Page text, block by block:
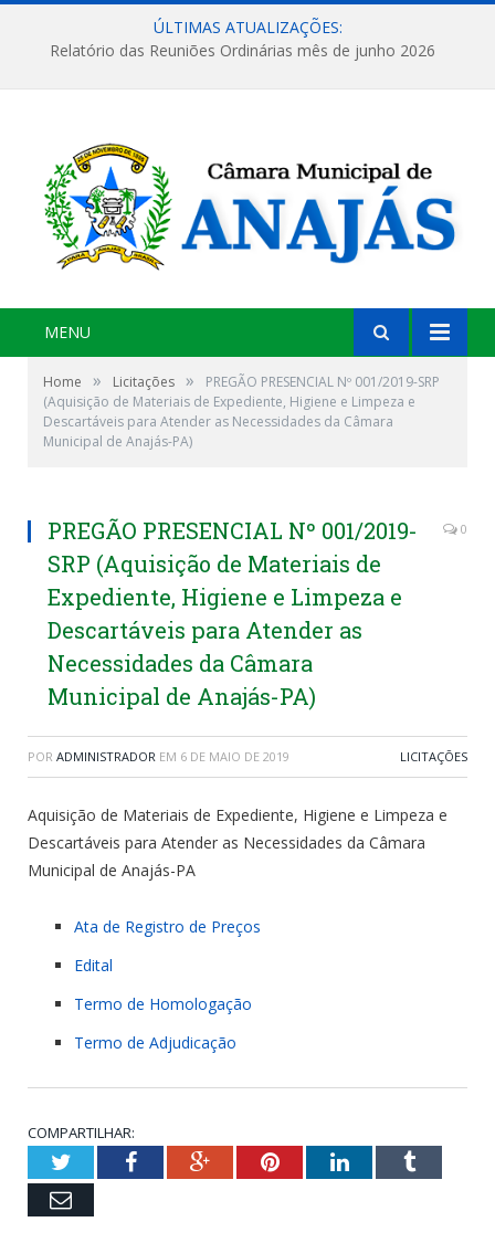
ÚLTIMAS ATUALIZAÇÕES:
Relatório das Reuniões Ordinárias mês de junho 2026
MENU
Home » Licitações »
PREGÃO PRESENCIAL Nº 001/2019-SRP
(Aquisição de Materiais de Expediente, Higiene e Limpeza e
Descartáveis para Atender as Necessidades da Câmara
Municipal de Anajás-PA)
PREGÃO PRESENCIAL Nº 001/2019-
SRP (Aquisição de Materiais de
Expediente, Higiene e Limpeza e
Descartáveis para Atender as
Necessidades da Câmara
Municipal de Anajás-PA)
0
POR ADMINISTRADOR EM 6 DE MAIO DE 2019 LICITAÇÕES
Aquisição de Materiais de Expediente, Higiene e Limpeza e
Descartáveis para Atender as Necessidades da Câmara
Municipal de Anajás-PA
Ata de Registro de Preços
Edital
Termo de Homologação
Termo de Adjudicação
COMPARTILHAR:
TwitterFacebookGoogle+PinterestLinkedInTumblr
Email